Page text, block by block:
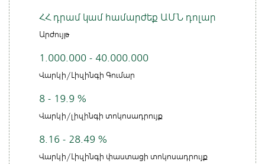
ՀՀ դրամ կամ համարժեք ԱՄՆ դոլար
Արժույթ
1.000.000 - 40.000.000
Վարկի/Լիզինգի Գումար
8 - 19.9 %
Վարկի/լիզինգի տոկոսադրույք
8.16 - 28.49 %
Վարկի/Լիզինգի փաստացի տոկոսադրույք